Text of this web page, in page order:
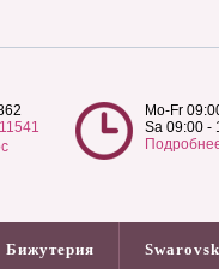
Mo-Fr
Sa 09:00 -
Бижутерия